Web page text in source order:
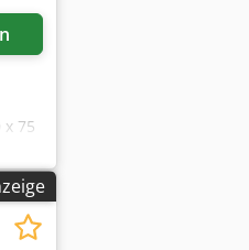
75